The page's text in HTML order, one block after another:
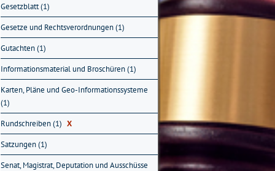
Gesetzblatt (1)
Gesetze und Rechtsverordnungen (1)
Gutachten (1)
Informationsmaterial und Broschüren (1)
Karten, Pläne und Geo-Informationssysteme
(1)
Rundschreiben (1) X
Satzungen (1)
Senat, Magistrat, Deputation und Ausschüsse